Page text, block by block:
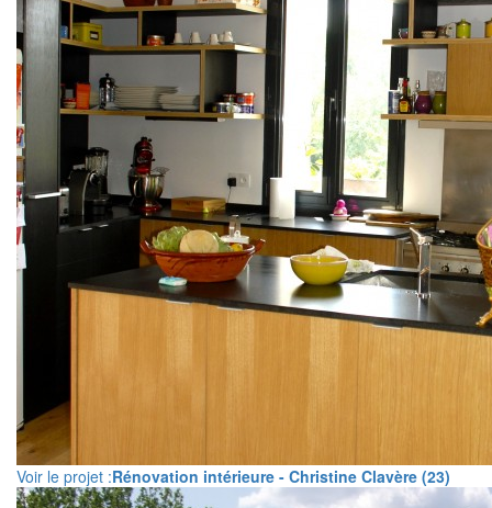
Voir le projet :Rénovation intérieure - Christine Clavère (23)